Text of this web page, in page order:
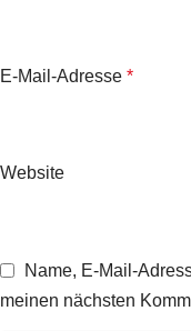
E-Mail-Adresse *
Website
Name, E-Mail-
meinen nächsten